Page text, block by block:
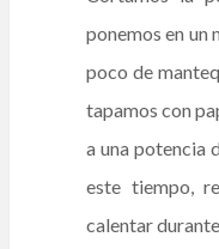
ponemos en un
poco de
tapamos con
a una potencia
este tiempo,
calentar